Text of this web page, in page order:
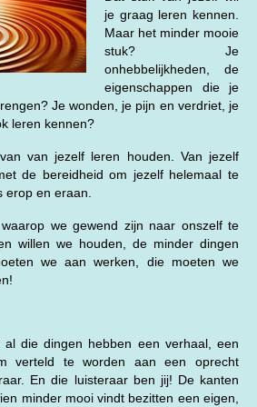
je graag leren kennen.
Maar het minder mooie
stuk? Je
onhebbelijkheden, de
eigenschappen die je
Je wonden, je pijn en verdriet, je
leren kennen?
van jezelf leren houden. Van jezelf
de bereidheid om jezelf helemaal te
erop en eraan.
we gewend zijn naar onszelf te
willen we houden, de minder dingen
we aan werken, die moeten we
die dingen hebben een verhaal, een
verteld te worden aan een oprecht
En die luisteraar ben jij! De kanten
minder mooi vindt bezitten een eigen,